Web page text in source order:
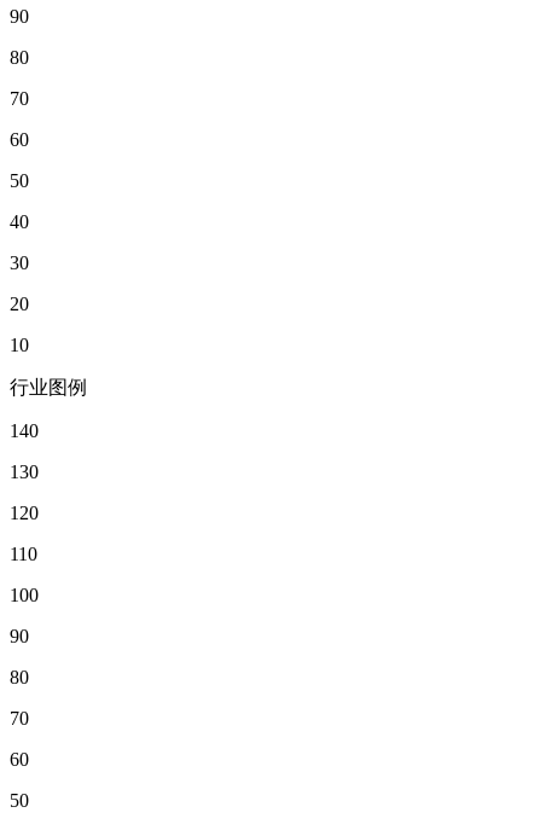
90
80
70
60
50
40
30
20
10
行业图例
140
130
120
110
100
90
80
70
60
50